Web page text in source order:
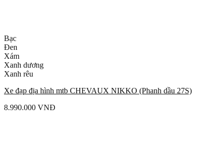
Bạc
Đen
Xám
Xanh dương
Xanh rêu
Xe đạp địa hình mtb CHEVAUX NIKKO (Phanh dầu 27S)
8.990.000 VNĐ